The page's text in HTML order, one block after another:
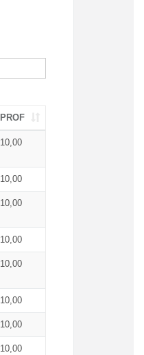
PROF
10,00
10,00
10,00
10,00
10,00
10,00
10,00
10,00